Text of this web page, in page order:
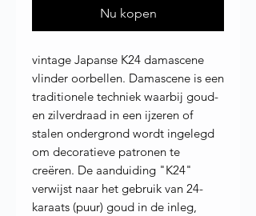
Nu kopen
vintage Japanse K24 damascene
vlinder oorbellen. Damascene is een
traditionele techniek waarbij goud-
en zilverdraad in een ijzeren of
stalen ondergrond wordt ingelegd
om decoratieve patronen te
creëren. De aanduiding "K24"
verwijst naar het gebruik van 24-
karaats (puur) goud in de inleg,